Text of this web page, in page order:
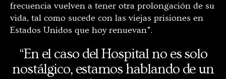
frecuencia vuelven a tener otra prolongación de su
vida, tal como sucede con las viejas prisiones en
Estados Unidos que hoy renuevan”.
“En el caso del Hospital no es solo
nostálgico, estamos hablando de un